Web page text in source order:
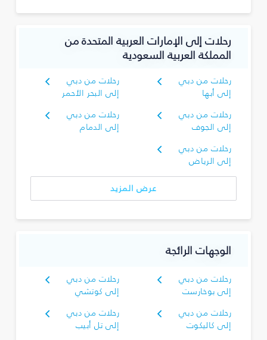
رحلات إلى الإمارات العربية المتحدة من
المملكة العربية السعودية
رحلات من دبي
إلى أبها
رحلات من دبي
إلى البحر الأحمر
رحلات من دبي
إلى الجوف
رحلات من دبي
إلى الدمام
رحلات من دبي
إلى الرياض
عرض المزيد
الوجهات الرائجة
رحلات من دبي
إلى بوخارست
رحلات من دبي
إلى كوتشي
رحلات من دبي
إلى كاليكوت
رحلات من دبي
إلى تل أبيب